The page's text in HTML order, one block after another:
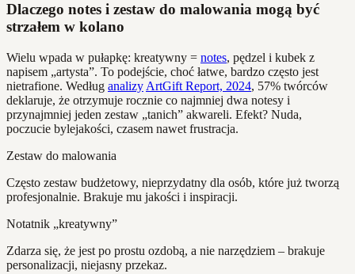
Dlaczego notes i zestaw do malowania mogą być
strzałem w kolano
Wielu wpada w pułapkę: kreatywny = notes, pędzel i kubek z
napisem „artysta”. To podejście, choć łatwe, bardzo często jest
nietrafione. Według analizy ArtGift Report, 2024, 57% twórców
deklaruje, że otrzymuje rocznie co najmniej dwa notesy i
przynajmniej jeden zestaw „tanich” akwareli. Efekt? Nuda,
poczucie bylejakości, czasem nawet frustracja.
Zestaw do malowania
Często zestaw budżetowy, nieprzydatny dla osób, które już tworzą
profesjonalnie. Brakuje mu jakości i inspiracji.
Notatnik „kreatywny”
Zdarza się, że jest po prostu ozdobą, a nie narzędziem – brakuje
personalizacji, niejasny przekaz.